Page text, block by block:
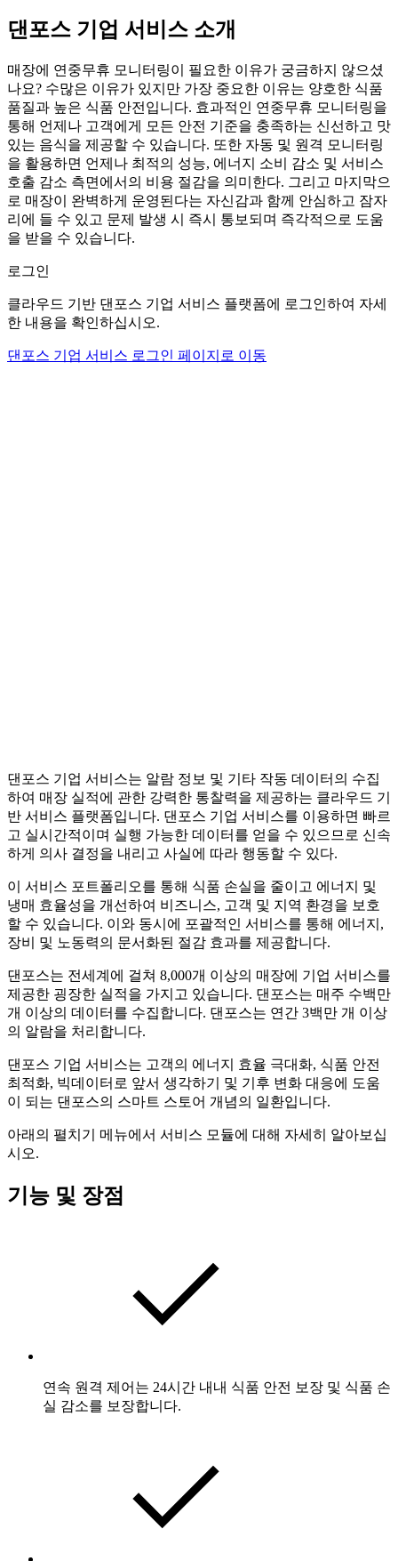
댄포스 기업 서비스 소개
매장에 연중무휴 모니터링이 필요한 이유가 궁금하지 않으셨
나요? 수많은 이유가 있지만 가장 중요한 이유는 양호한 식품
품질과 높은 식품 안전입니다. 효과적인 연중무휴 모니터링을
통해 언제나 고객에게 모든 안전 기준을 충족하는 신선하고 맛
있는 음식을 제공할 수 있습니다. 또한 자동 및 원격 모니터링
을 활용하면 언제나 최적의 성능, 에너지 소비 감소 및 서비스
호출 감소 측면에서의 비용 절감을 의미한다. 그리고 마지막으
로 매장이 완벽하게 운영된다는 자신감과 함께 안심하고 잠자
리에 들 수 있고 문제 발생 시 즉시 통보되며 즉각적으로 도움
을 받을 수 있습니다.
로그인
클라우드 기반 댄포스 기업 서비스 플랫폼에 로그인하여 자세
한 내용을 확인하십시오.
댄포스 기업 서비스 로그인 페이지로 이동
댄포스 기업 서비스는 알람 정보 및 기타 작동 데이터의 수집
하여 매장 실적에 관한 강력한 통찰력을 제공하는 클라우드 기
반 서비스 플랫폼입니다. 댄포스 기업 서비스를 이용하면 빠르
고 실시간적이며 실행 가능한 데이터를 얻을 수 있으므로 신속
하게 의사 결정을 내리고 사실에 따라 행동할 수 있다.
이 서비스 포트폴리오를 통해 식품 손실을 줄이고 에너지 및
냉매 효율성을 개선하여 비즈니스, 고객 및 지역 환경을 보호
할 수 있습니다. 이와 동시에 포괄적인 서비스를 통해 에너지,
장비 및 노동력의 문서화된 절감 효과를 제공합니다.
댄포스는 전세계에 걸쳐 8,000개 이상의 매장에 기업 서비스를
제공한 굉장한 실적을 가지고 있습니다. 댄포스는 매주 수백만
개 이상의 데이터를 수집합니다. 댄포스는 연간 3백만 개 이상
의 알람을 처리합니다.
댄포스 기업 서비스는 고객의 에너지 효율 극대화, 식품 안전
최적화, 빅데이터로 앞서 생각하기 및 기후 변화 대응에 도움
이 되는 댄포스의 스마트 스토어 개념의 일환입니다.
아래의 펼치기 메뉴에서 서비스 모듈에 대해 자세히 알아보십
시오.
기능 및 장점
연속 원격 제어는 24시간 내내 식품 안전 보장 및 식품 손
실 감소를 보장합니다.